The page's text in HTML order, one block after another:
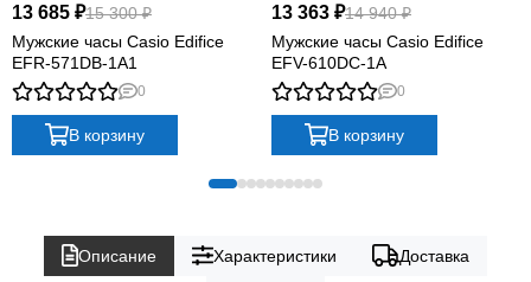
13 685 ₽15 300 ₽
Мужские часы Casio Edifice
EFR-571DB-1A1
0
В корзину
13 363 ₽14 940 ₽
Мужские часы Casio Edifice
EFV-610DC-1A
0
В корзину
Описание Характеристики Доставка